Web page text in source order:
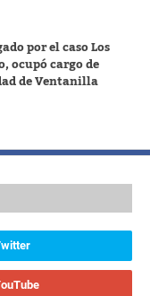
por el caso Los
ocupó cargo de
de Ventanilla